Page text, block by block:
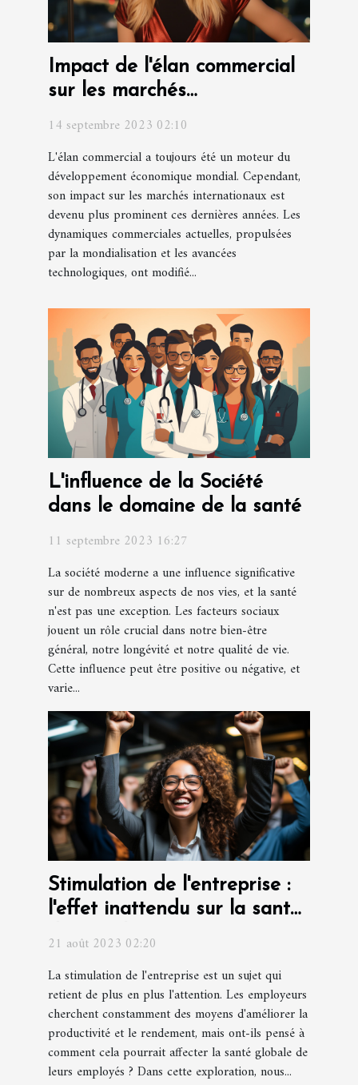
Impact de l'élan commercial
sur les marchés
14 septembre 2023 02:10
L'élan commercial a toujours été un moteur du
développement économique mondial. Cependant,
son impact sur les marchés internationaux est
devenu plus prominent ces dernières années. Les
dynamiques commerciales actuelles, propulsées
par la mondialisation et les avancées
technologiques, ont modifié...
L'influence de la Société
dans le domaine de la santé
11 septembre 2023 16:27
La société moderne a une influence significative
sur de nombreux aspects de nos vies, et la santé
n'est pas une exception. Les facteurs sociaux
jouent un rôle crucial dans notre bien-être
général, notre longévité et notre qualité de vie.
Cette influence peut être positive ou négative, et
varie...
Stimulation de l'entreprise :
l'effet inattendu sur la santé
des employés
21 août 2023 02:20
La stimulation de l'entreprise est un sujet qui
retient de plus en plus l'attention. Les employeurs
cherchent constamment des moyens d'améliorer la
productivité et le rendement, mais ont-ils pensé à
comment cela pourrait affecter la santé globale de
leurs employés ? Dans cette exploration, nous...